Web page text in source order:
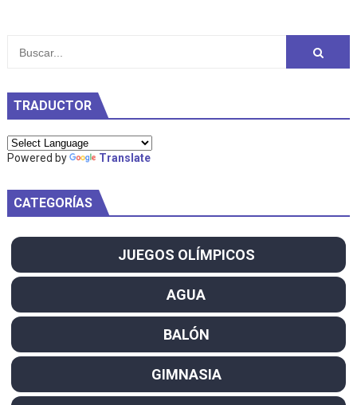
TRADUCTOR
Powered by Translate
CATEGORÍAS
JUEGOS OLÍMPICOS
AGUA
BALÓN
GIMNASIA